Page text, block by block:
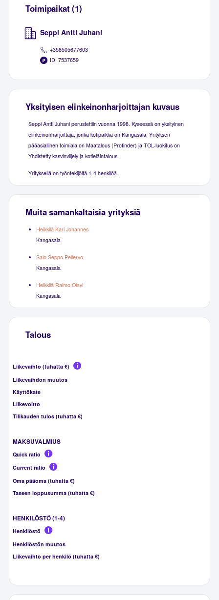
Toimipaikat (1)
Seppi Antti Juhani
+358505677603
ID: 7537659
Yksityisen elinkeinonharjoittajan kuvaus
Seppi Antti Juhani perustettiin vuonna 1998. Kyseessä on yksityinen
elinkeinonharjoittaja, jonka kotipaikka on Kangasala. Yrityksen
pääasiallinen toimiala on Maatalous (Profinder) ja TOL-luokitus on
Yhdistetty kasvinviljely ja kotieläintalous.
Yrityksellä on työntekijöitä 1-4 henkilöä.
Muita samankaltaisia yrityksiä
Heikkilä Kari Johannes
Kangasala
Salo Seppo Pellervo
Kangasala
Heikkilä Raimo Olavi
Kangasala
Talous
Liikevaihto (tuhatta €)
Liikevaihdon muutos
Käyttökate
Liikevoitto
Tilikauden tulos (tuhatta €)
MAKSUVALMIUS
Quick ratio
Current ratio
Oma pääoma (tuhatta €)
Taseen loppusumma (tuhatta €)
HENKILÖSTÖ (1-4)
Henkilöstö
Henkilöstön muutos
Liikevaihto per henkilö (tuhatta €)